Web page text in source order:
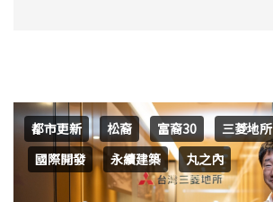
都市更新 松裔 富裔30 三菱地所
國際開發
永續建築 丸之內